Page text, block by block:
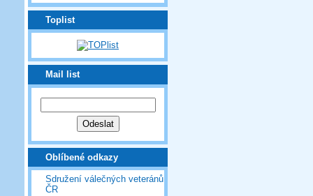
Toplist
Mail list
Oblíbené odkazy
Sdružení válečných veteránů
ČR